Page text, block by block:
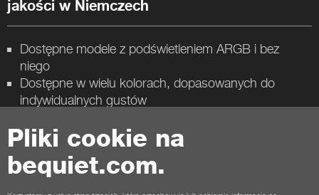
Pliki cookie na
bequiet.com.
jakości w Niemczech
Dostępne modele z podświetleniem ARGB i bez
niego
Dostępne w wielu kolorach, dopasowanych do
indywidualnych gustów
Kontakt